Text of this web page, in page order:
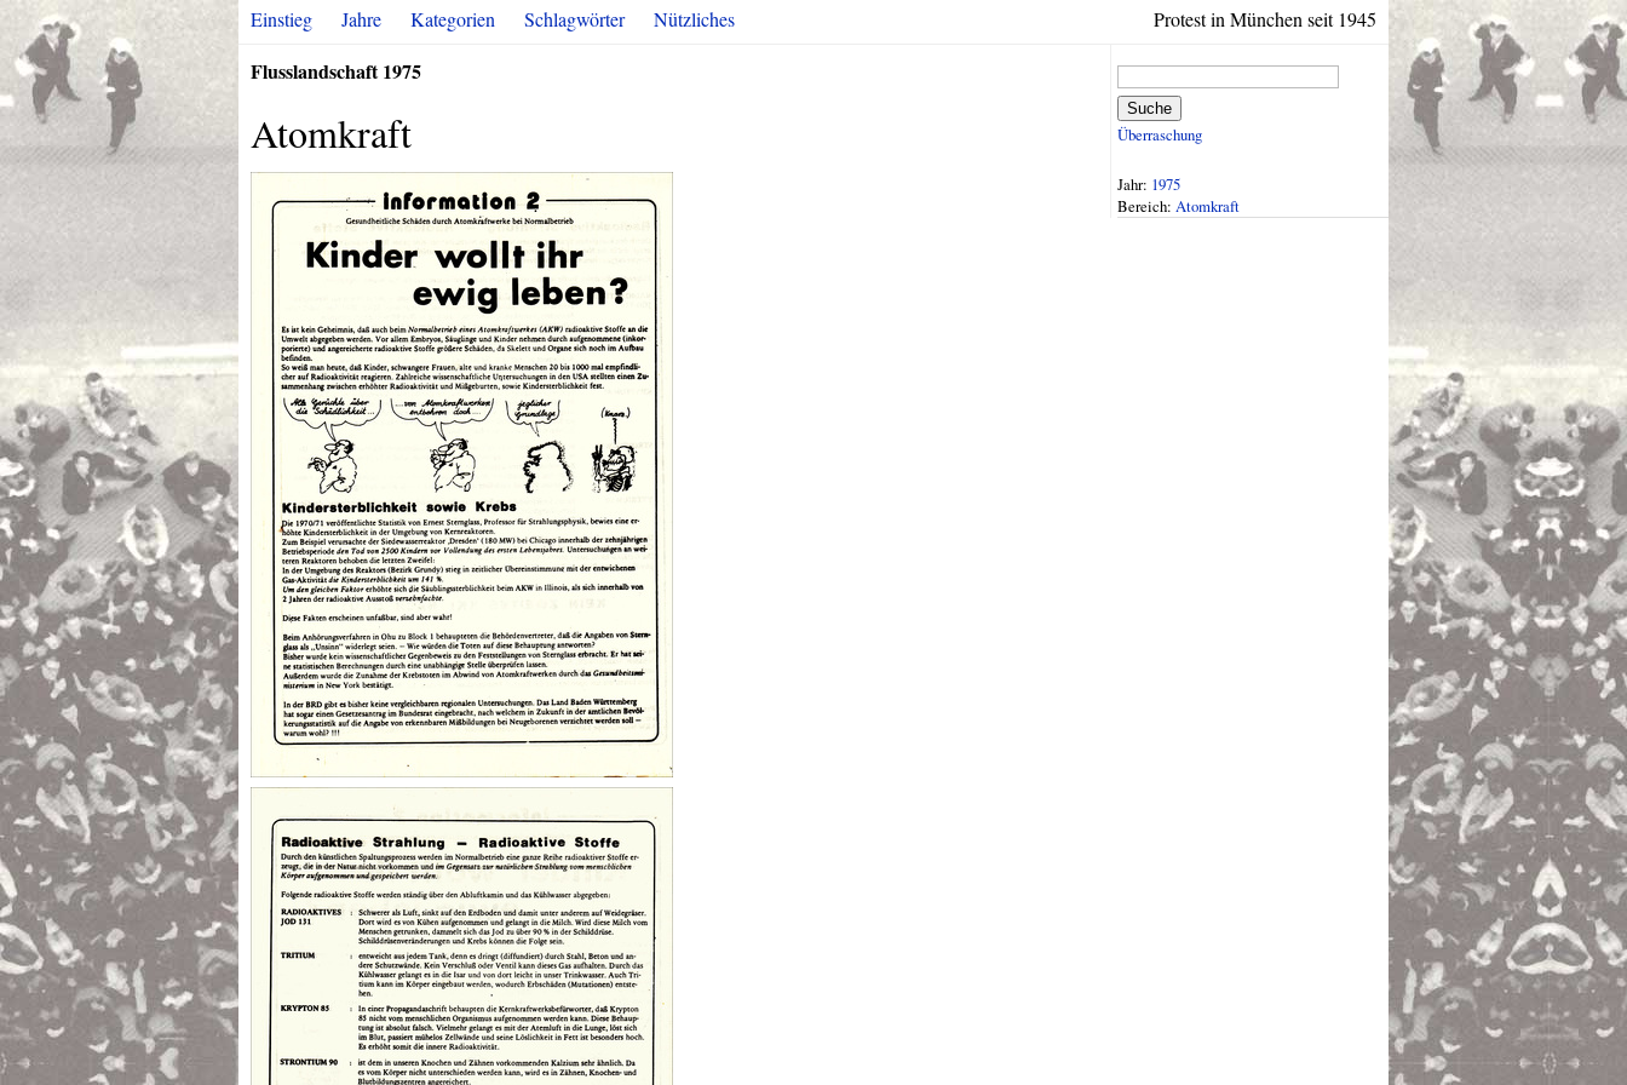
Protest in München seit 1945
Einstieg Jahre Kategorien Schlagwörter Nützliches
Flusslandschaft 1975
Atomkraft Suche
Überraschung
Jahr: 1975
Bereich: Atomkraft